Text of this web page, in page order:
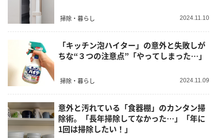
掃除・暮らし 2024.11.10
「キッチン泡ハイター」の意外と失敗しが
ちな“３つの注意点”「やってしまった…」
掃除・暮らし 2024.11.09
意外と汚れている「食器棚」のカンタン掃
除術。「長年掃除してなかった…」「年に
1回は掃除したい！」